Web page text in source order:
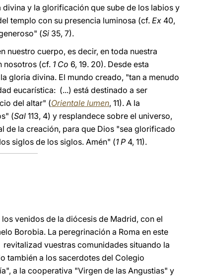
y la glorificación que sube de los labios y
templo con su presencia luminosa (cf. Ex 40,
(Si 35, 7).
nuestro cuerpo, es decir, en toda nuestra
nosotros (cf. 1 Co 6, 19. 20). Desde esta
gloria divina. El mundo creado, "tan a menudo
eucarística: (...) está destinado a ser
del altar" (Orientale lumen, 11). A la
(Sal 113, 4) y resplandece sobre el universo,
de la creación, para que Dios "sea glorificado
siglos de los siglos. Amén" (1 P 4, 11).
venidos de la diócesis de Madrid, con el
Borobia. La peregrinación a Roma en este
vuestras comunidades situando la
también a los sacerdotes del Colegio
a la cooperativa "Virgen de las Angustias" y